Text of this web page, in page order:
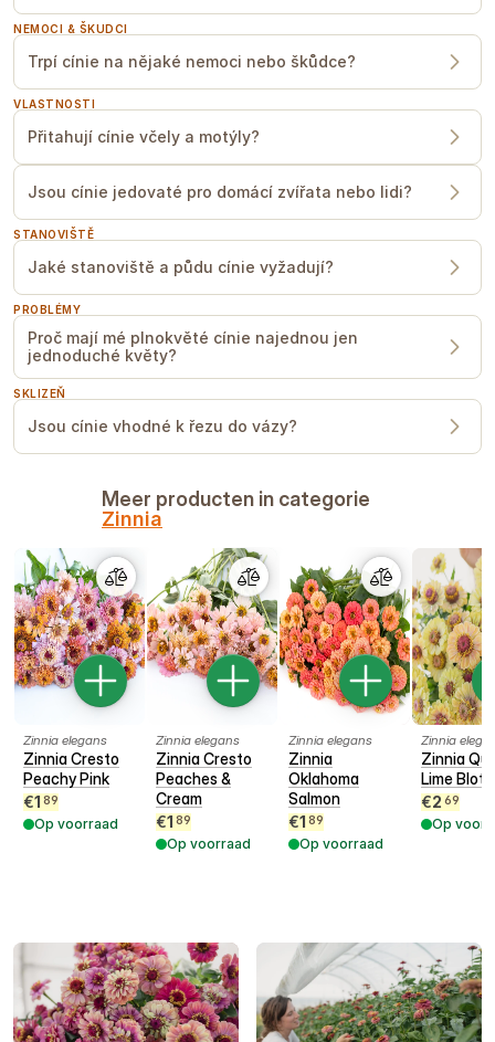
přihnojovat.
OPORA
Doporučujeme oporu, může být síť,
De verstrekte informatie is gebaseerd op onze
ervaring; gebruik deze slechts als richtlijn. Tijden
ook de omstandigheden in de kas. Wij raden altijd
aan om te testen hoe de plant onder uw eigen
NEMOCI & ŠKUDCI
Trpí cínie na nějaké nemoci nebo škůdce?
VLASTNOSTI
Přitahují cínie včely a motýly?
Jsou cínie jedovaté pro domácí zvířata nebo lidi?
STANOVIŠTĚ
Jaké stanoviště a půdu cínie vyžadují?
PROBLÉMY
Proč mají mé plnokvěté cínie najednou jen
jednoduché květy?
SKLIZEŇ
Jsou cínie vhodné k řezu do vázy?
Meer producten in categorie
Zinnia
Zinnia elegans
Zinnia Cresto
Peachy Pink
€1 89
Op voorraad
Zinnia elegans
Zinnia Cresto
Peaches &
Cream
€1 89
Op voorraad
Zinnia elegans
Zinnia
Oklahoma
Salmon
€1 89
Op voorraad
Zinnia
Zinnia
Lime
€2 69
Op